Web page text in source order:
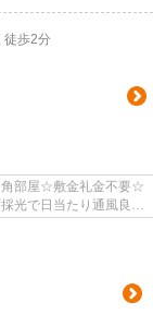
徒歩2分
角部屋☆敷金礼金不要☆
光で日当たり通風良好